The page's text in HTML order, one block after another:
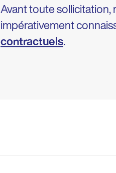
Avant toute
impérativement
contractuels.